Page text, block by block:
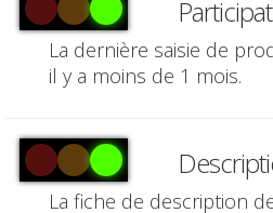
La dernière saisie de
il y a moins de 1 mois.
La fiche de description